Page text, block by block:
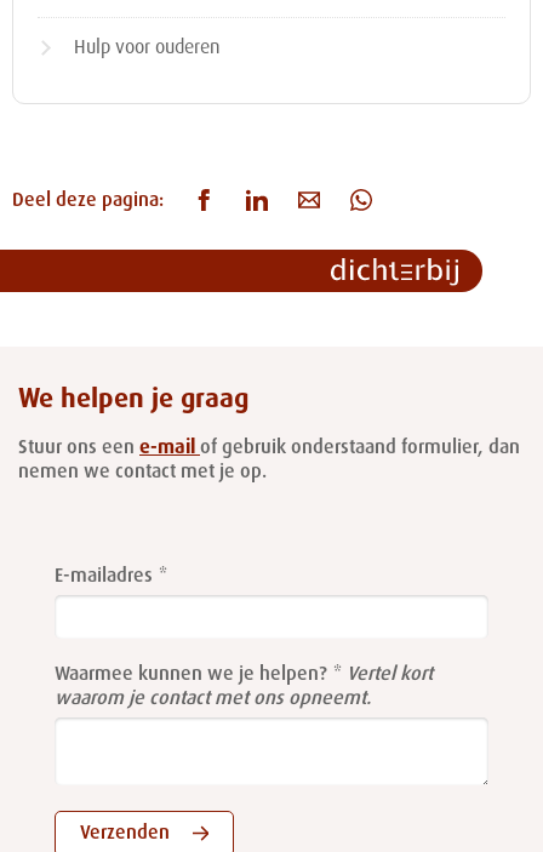
Hulp voor ouderen
Deel deze pagina:
We helpen je graag
Stuur ons een e-mail of gebruik onderstaand formulier, dan
nemen we contact met je op.
this
field
E-mailadres
Waarmee kunnen we je helpen?
Vertel kort
waarom je contact met ons opneemt.
Verzenden